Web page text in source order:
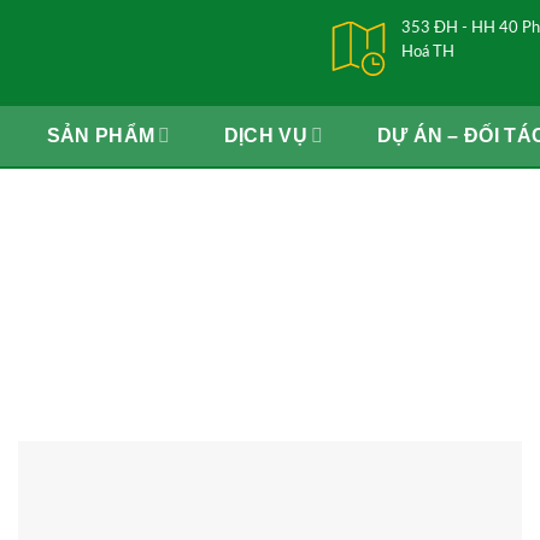
353 ĐH - HH 40
Hoá TH
SẢN PHẨM DỊCH VỤ DỰ ÁN – ĐỐI